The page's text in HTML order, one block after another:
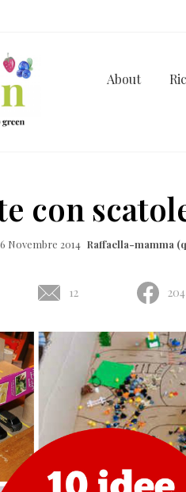
About
con
Novembre 2014 Raffaella-mamma
12 204